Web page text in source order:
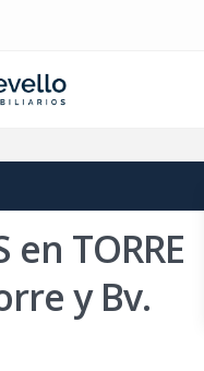
en TORRE
y Bv.